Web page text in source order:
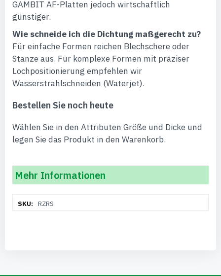
GAMBIT AF-Platten jedoch wirtschaftlich
günstiger.
Wie schneide ich die Dichtung maßgerecht zu?
Für einfache Formen reichen Blechschere oder
Stanze aus. Für komplexe Formen mit präziser
Lochpositionierung empfehlen wir
Wasserstrahlschneiden (Waterjet).
Bestellen Sie noch heute
Wählen Sie in den Attributen Größe und Dicke und
legen Sie das Produkt in den Warenkorb.
Mehr Informationen
Informationen
RZRS